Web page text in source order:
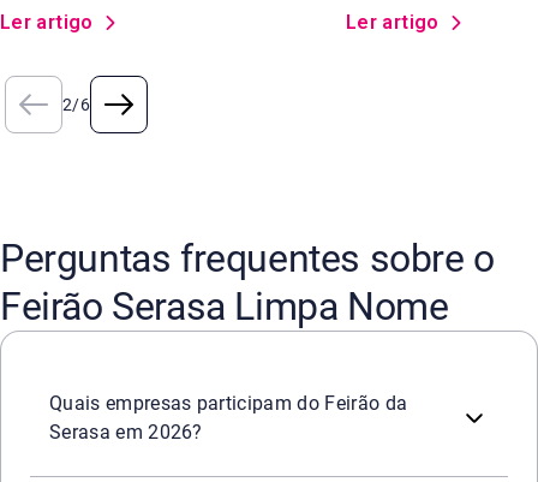
Ler artigo
Ler artigo
2/6
Perguntas frequentes sobre o
Feirão Serasa Limpa Nome
Quais empresas participam do Feirão da
Serasa em 2026?